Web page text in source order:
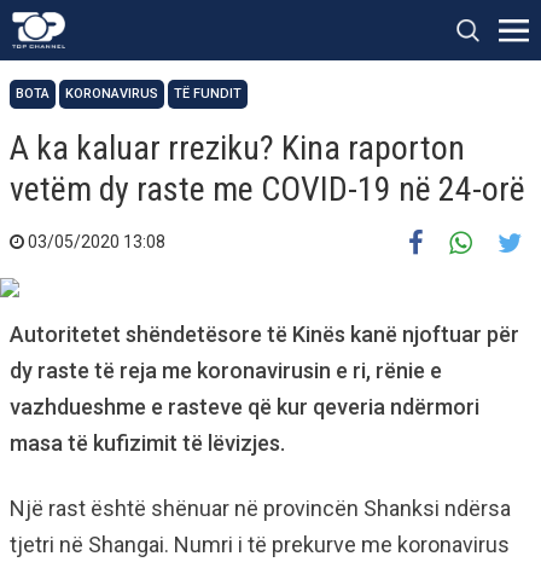
BOTA KORONAVIRUS TË FUNDIT
A ka kaluar rreziku? Kina raporton
vetëm dy raste me COVID-19 në 24-orë
03/05/2020 13:08
Autoritetet shëndetësore të Kinës kanë njoftuar për
dy raste të reja me koronavirusin e ri, rënie e
vazhdueshme e rasteve që kur qeveria ndërmori
masa të kufizimit të lëvizjes.
Një rast është shënuar në provincën Shanksi ndërsa
tjetri në Shangai. Numri i të prekurve me koronavirus